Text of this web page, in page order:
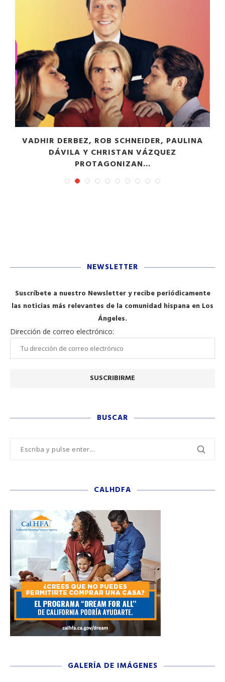
VADHIR DERBEZ, ROB SCHNEIDER, PAULINA
DÁVILA Y CHRISTAN VÁZQUEZ
PROTAGONIZAN...
NEWSLETTER
Suscríbete a nuestro Newsletter y recibe periódicamente
las noticias más relevantes de la comunidad hispana en Los
Ángeles.
Dirección de correo electrónico:
BUSCAR
CALHDFA
GALERÍA DE IMÁGENES